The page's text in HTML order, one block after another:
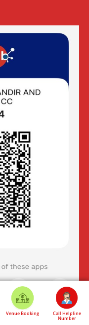
Venue Booking Call Helpline
Number